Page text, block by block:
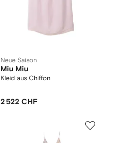
Neue Saison
Miu Miu
Kleid aus Chiffon
2 522 CHF